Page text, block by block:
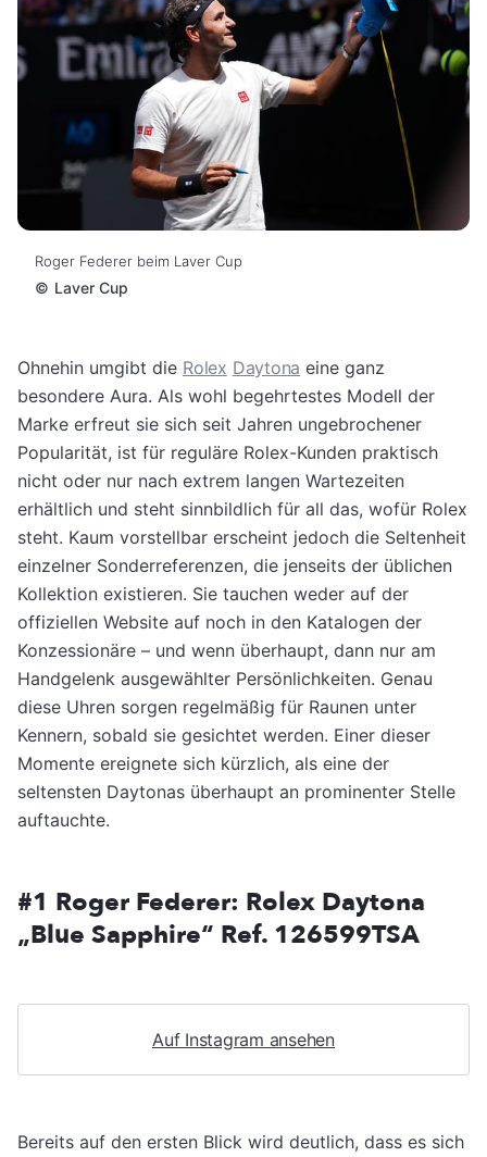
Roger Federer beim Laver Cup
© Laver Cup
Ohnehin umgibt die Rolex Daytona eine ganz
besondere Aura. Als wohl begehrtestes Modell der
Marke erfreut sie sich seit Jahren ungebrochener
Popularität, ist für reguläre Rolex-Kunden praktisch
nicht oder nur nach extrem langen Wartezeiten
erhältlich und steht sinnbildlich für all das, wofür Rolex
steht. Kaum vorstellbar erscheint jedoch die Seltenheit
einzelner Sonderreferenzen, die jenseits der üblichen
Kollektion existieren. Sie tauchen weder auf der
offiziellen Website auf noch in den Katalogen der
Konzessionäre – und wenn überhaupt, dann nur am
Handgelenk ausgewählter Persönlichkeiten. Genau
diese Uhren sorgen regelmäßig für Raunen unter
Kennern, sobald sie gesichtet werden. Einer dieser
Momente ereignete sich kürzlich, als eine der
seltensten Daytonas überhaupt an prominenter Stelle
auftauchte.
#1 Roger Federer: Rolex Daytona
„Blue Sapphire“ Ref. 126599TSA
Auf Instagram ansehen
Bereits auf den ersten Blick wird deutlich, dass es sich